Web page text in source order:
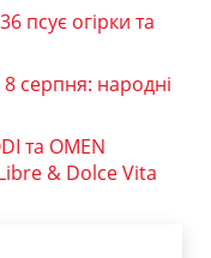
псує огірки та
серпня: народні
та OMEN
& Dolce Vita